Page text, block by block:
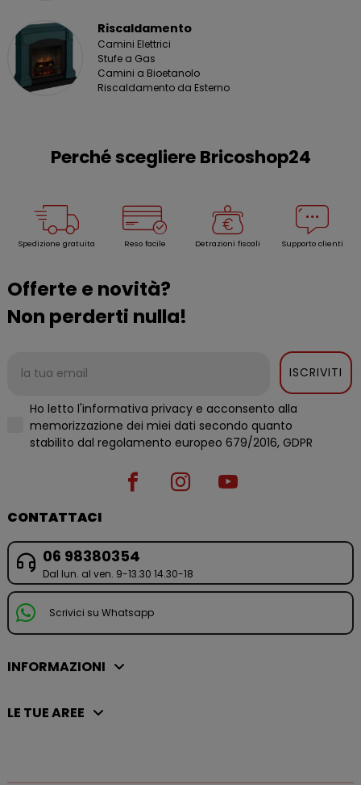
Riscaldamento
Camini Elettrici
Stufe a Gas
Camini a Bioetanolo
Riscaldamento da Esterno
Perché scegliere Bricoshop24
Spedizione gratuita Reso facile Detrazioni fiscali Supporto clienti
Offerte e novità?
Non perderti nulla!
ISCRIVITI
Ho letto l'informativa privacy e acconsento alla
memorizzazione dei miei dati secondo quanto
stabilito dal regolamento europeo 679/2016, GDPR
CONTATTACI
06 98380354
Dal lun. al ven. 9-13.30 14.30-18
Scrivici su Whatsapp
INFORMAZIONI
LE TUE AREE